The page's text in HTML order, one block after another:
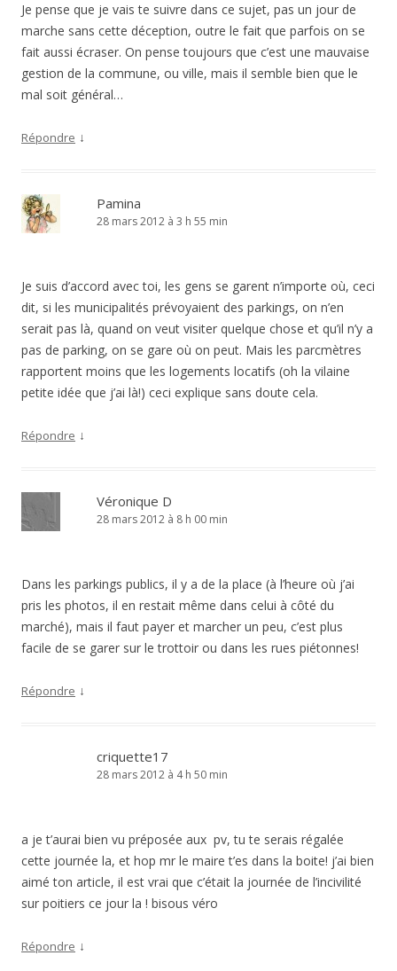
Je pense que je vais te suivre dans ce sujet, pas un jour de
marche sans cette déception, outre le fait que parfois on se
fait aussi écraser. On pense toujours que c’est une mauvaise
gestion de la commune, ou ville, mais il semble bien que le
mal soit général…
Répondre ↓
Pamina
28 mars 2012 à 3 h 55 min
Je suis d’accord avec toi, les gens se garent n’importe où, ceci
dit, si les municipalités prévoyaient des parkings, on n’en
serait pas là, quand on veut visiter quelque chose et qu’il n’y a
pas de parking, on se gare où on peut. Mais les parcmètres
rapportent moins que les logements locatifs (oh la vilaine
petite idée que j’ai là!) ceci explique sans doute cela.
Répondre ↓
Véronique D
28 mars 2012 à 8 h 00 min
Dans les parkings publics, il y a de la place (à l’heure où j’ai
pris les photos, il en restait même dans celui à côté du
marché), mais il faut payer et marcher un peu, c’est plus
facile de se garer sur le trottoir ou dans les rues piétonnes!
Répondre ↓
criquette17
28 mars 2012 à 4 h 50 min
a je t’aurai bien vu préposée aux pv, tu te serais régalée
cette journée la, et hop mr le maire t’es dans la boite! j’ai bien
aimé ton article, il est vrai que c’était la journée de l’incivilité
sur poitiers ce jour la ! bisous véro
Répondre ↓